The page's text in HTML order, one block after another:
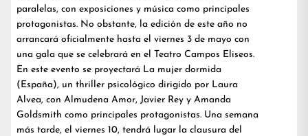
paralelas, con exposiciones y música como principales
protagonistas. No obstante, la edición de este año no
arrancará oficialmente hasta el viernes 3 de mayo con
una gala que se celebrará en el Teatro Campos Eliseos.
En este evento se proyectará La mujer dormida
(España), un thriller psicológico dirigido por Laura
Alvea, con Almudena Amor, Javier Rey y Amanda
Goldsmith como principales protagonistas. Una semana
más tarde, el viernes 10, tendrá lugar la clausura del